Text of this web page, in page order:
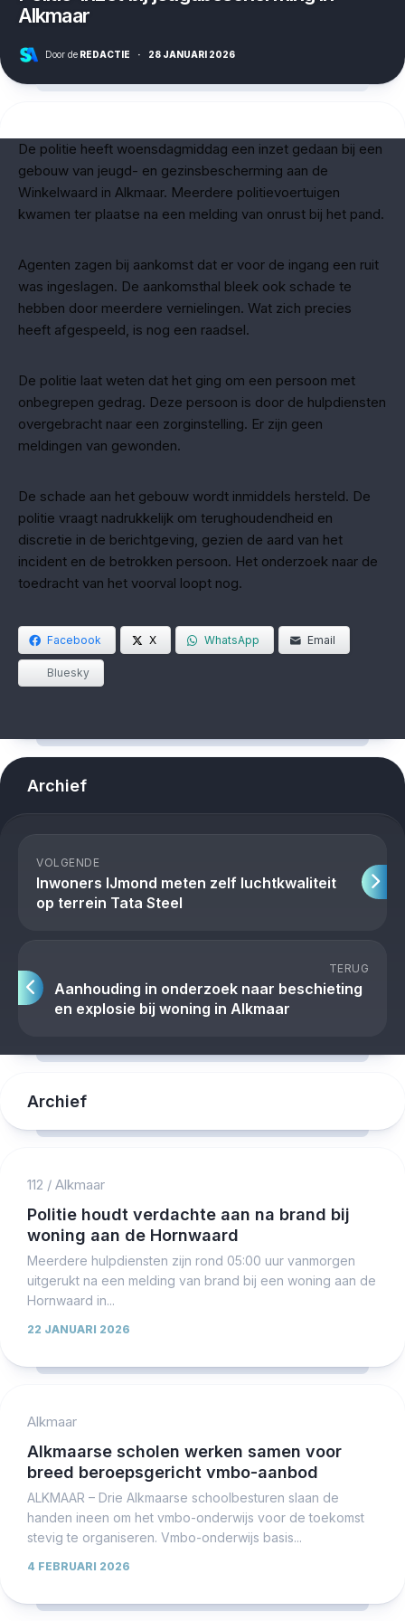
Alkmaar
Door de REDACTIE · 28 JANUARI 2026
De politie heeft woensdagmiddag een inzet gedaan bij een
gebouw van jeugd- en gezinsbescherming aan de
Winkelwaard in Alkmaar. Meerdere politievoertuigen
kwamen ter plaatse na een melding van onrust bij het pand.
Agenten zagen bij aankomst dat er voor de ingang een ruit
was ingeslagen. De aankomsthal bleek ook schade te
hebben door meerdere vernielingen. Wat zich precies
heeft afgespeeld, is nog een raadsel.
De politie laat weten dat het ging om een persoon met
onbegrepen gedrag. Deze persoon is door de hulpdiensten
overgebracht naar een zorginstelling. Er zijn geen
meldingen van gewonden.
De schade aan het gebouw wordt inmiddels hersteld. De
politie vraagt nadrukkelijk om terughoudendheid en
discretie in de berichtgeving, gezien de aard van het
incident en de betrokken persoon. Het onderzoek naar de
toedracht van het voorval loopt nog.
Facebook X WhatsApp Email
Bluesky
Archief
VOLGENDE
Inwoners IJmond meten zelf luchtkwaliteit
op terrein Tata Steel
TERUG
Aanhouding in onderzoek naar beschieting
en explosie bij woning in Alkmaar
Archief
112 / Alkmaar
Politie houdt verdachte aan na brand bij
woning aan de Hornwaard
Meerdere hulpdiensten zijn rond 05:00 uur vanmorgen
uitgerukt na een melding van brand bij een woning aan de
Hornwaard in...
22 JANUARI 2026
Alkmaar
Alkmaarse scholen werken samen voor
breed beroepsgericht vmbo-aanbod
ALKMAAR – Drie Alkmaarse schoolbesturen slaan de
handen ineen om het vmbo-onderwijs voor de toekomst
stevig te organiseren. Vmbo-onderwijs basis...
4 FEBRUARI 2026